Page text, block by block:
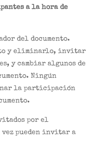
a la hora de
del documento.
y eliminarlo, invitar
y cambiar algunos de
Ningún
la participación
por el
pueden invitar a